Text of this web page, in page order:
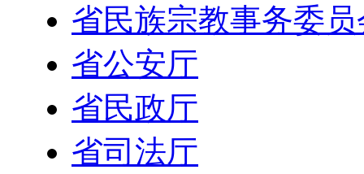
省民族宗教事务委员
省公安厅
省民政厅
省司法厅